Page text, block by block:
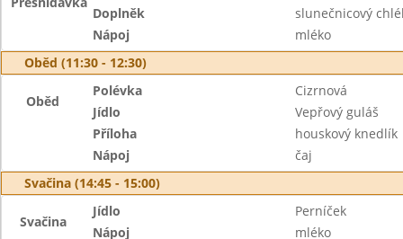
Doplněk
slunečnicový
Nápoj
mléko
Oběd (11:30 - 12:30)
Oběd
Polévka
Cizrnová
Jídlo
Vepřový guláš
Příloha
houskový knedlík
Nápoj
čaj
Svačina (14:45 - 15:00)
Svačina
Jídlo
Perníček
Nápoj
mléko